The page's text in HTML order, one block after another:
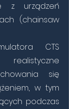
z urządzeń
(chainsaw
CTS
się
w tym
podczas